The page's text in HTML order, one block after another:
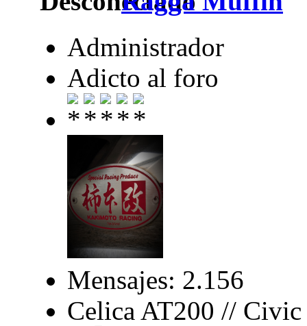
Administrador
Adicto al foro
Mensajes: 2.156
Celica AT200 //